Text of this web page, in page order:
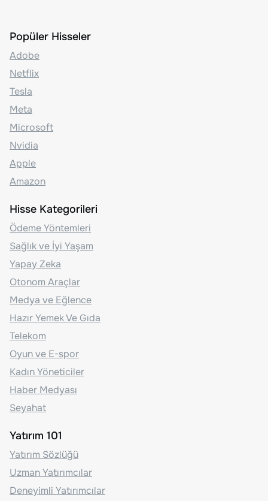
Popüler Hisseler
Adobe
Netflix
Tesla
Meta
Microsoft
Nvidia
Apple
Amazon
Hisse Kategorileri
Ödeme Yöntemleri
Sağlık ve İyi Yaşam
Yapay Zeka
Otonom Araçlar
Medya ve Eğlence
Hazır Yemek Ve Gıda
Telekom
Oyun ve E-spor
Kadın Yöneticiler
Haber Medyası
Seyahat
Yatırım 101
Yatırım Sözlüğü
Uzman Yatırımcılar
Deneyimli Yatırımcılar